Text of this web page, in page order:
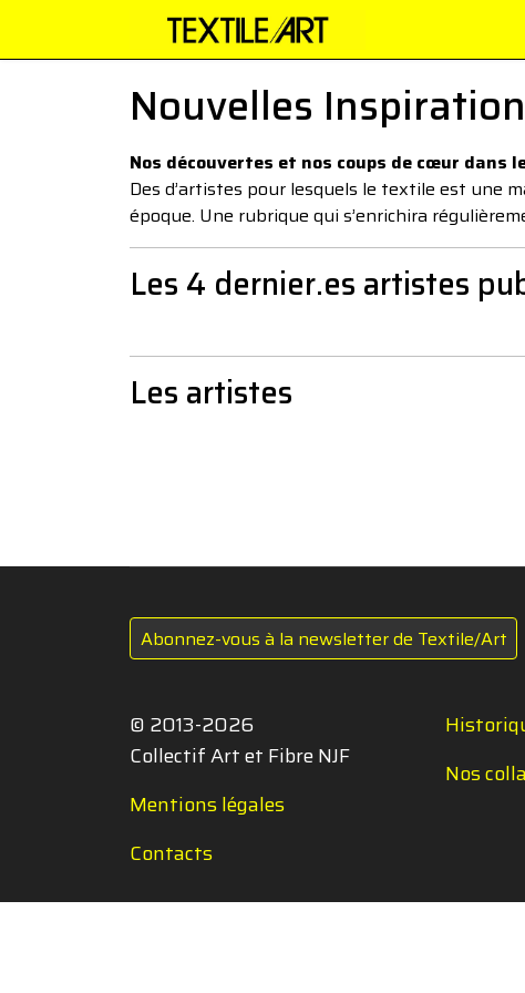
Nouvelles
Nos découvertes et nos coups de cœur dans
Des d’artistes pour lesquels le textile est une
époque. Une rubrique qui s’enrichira
Les 4 dernier.es artistes
Les artistes
Abonnez-vous à la newsletter de Textile/Art
© 2013-2026
Collectif Art et Fibre NJF
Mentions légales
Contacts
Nos